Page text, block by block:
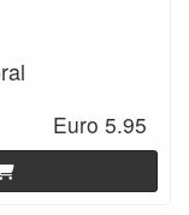
Euro 5.95